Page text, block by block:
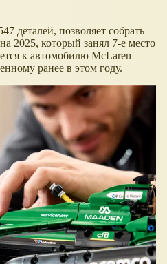
деталей, позволяет собрать
2025, который занял 7-е место
к автомобилю McLaren
ранее в этом году.